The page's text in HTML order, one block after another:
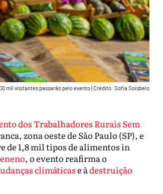
mil visitantes passarão pelo evento Crédito: Sofia Soisbelo
dos Trabalhadores Rurais Sem
zona oeste de São Paulo (SP), e
de 1,8 mil tipos de alimentos in
, o evento reafirma o
climáticase àdestruição